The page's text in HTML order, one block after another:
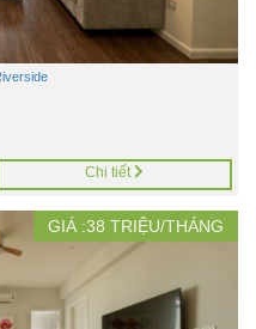
Chi tiết
GIÁ :38 TRIỆU/THÁNG